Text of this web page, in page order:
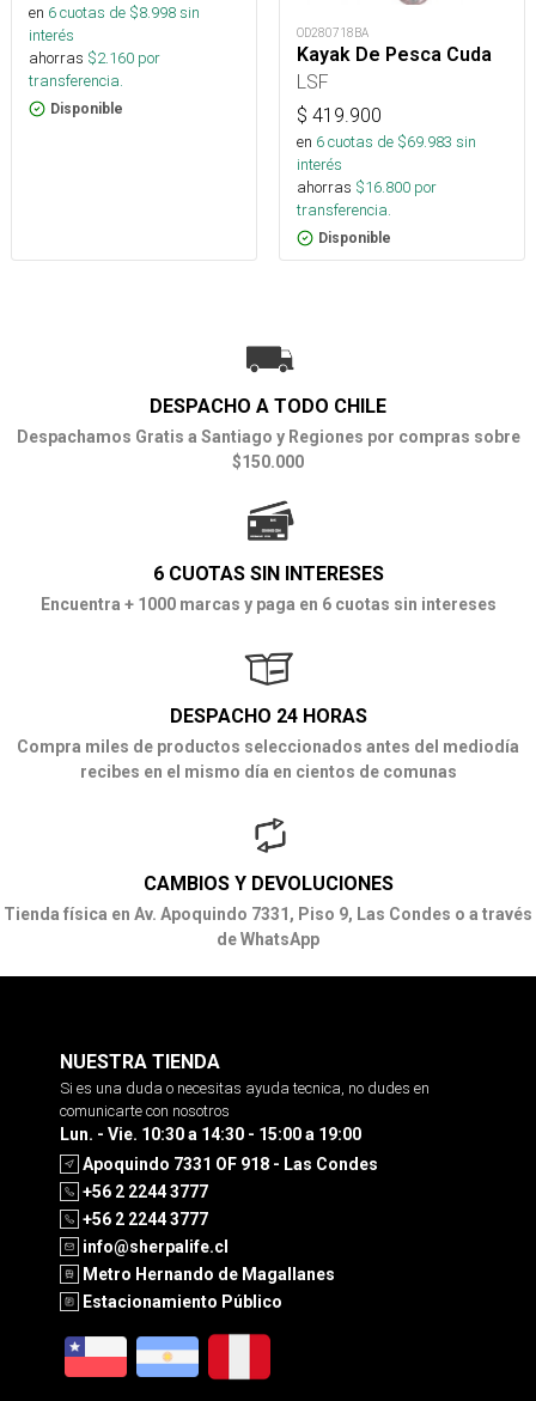
en 6cuotas de $8.998sin
interés
ahorras $2.160 por
transferencia.
Disponible
OD280718BA
Kayak De Pesca Cuda
LSF
$ 419.900
en 6cuotas de $69.983 sin
interés
ahorras $16.800 por
transferencia.
Disponible
DESPACHO A TODO CHILE
Despachamos Gratis a Santiago y Regiones por compras sobre
$150.000
6 CUOTAS SIN INTERESES
Encuentra + 1000 marcas y paga en 6 cuotas sin intereses
DESPACHO 24 HORAS
Compra miles de productos seleccionados antes del mediodía
recibes en el mismo día en cientos de comunas
CAMBIOS Y DEVOLUCIONES
Tienda física en Av. Apoquindo 7331, Piso 9, Las Condes o a través
de WhatsApp
NUESTRA TIENDA
Si es una duda o necesitas ayuda tecnica, no dudes en
comunicarte con nosotros
Lun. - Vie. 10:30 a 14:30 - 15:00 a 19:00
Apoquindo 7331 OF 918 - Las Condes
+56 2 2244 3777
+56 2 2244 3777
info@sherpalife.cl
Metro Hernando de Magallanes
Estacionamiento Público